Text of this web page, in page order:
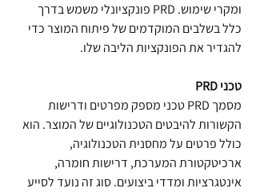
ומקרי שימוש. PRD פונקציונלי משמש בדרך
כלל בשלבים המוקדמים של פיתוח המוצר כדי
להגדיר את הפונקציות הליבה שלו.
PRD טכני
מסמך PRD טכני מספק מפרטים ודרישות
הקשורות להיבטים הטכנולוגיים של המוצר. הוא
כולל פרטים על מחסנית הטכנולוגיה,
ארכיטקטורת המערכת, דרישות חומרה,
אינטגרציות ומדדי ביצועים. סוג זה נועד לסייע